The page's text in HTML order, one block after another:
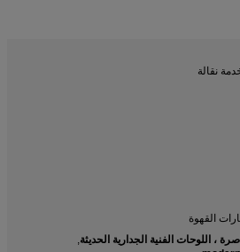
نقالة
القهوة
، اللوحات الفنية الجدارية الحديثة,